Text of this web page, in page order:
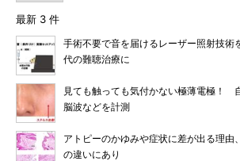
最新 3 件
手術不要で音を届けるレーザー照射技術
代の難聴治療に
見ても触っても気付かない極薄電極！
脳波などを計測
アトピーのかゆみや症状に差が出る理由
の違いにあり